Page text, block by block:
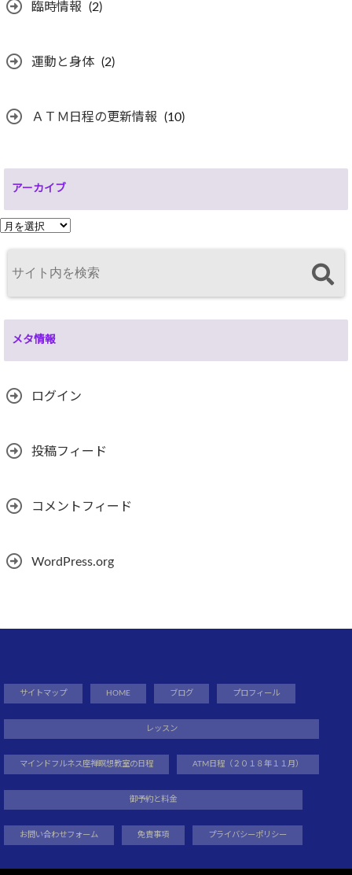
臨時情報 (2)
運動と身体 (2)
ＡＴＭ日程の更新情報 (10)
アーカイブ
ア
メタ情報
ログイン
投稿フィード
コメントフィード
WordPress.org
サイトマップ HOME ブログ プロフィール
レッスン
マインドフルネス座禅瞑想教室の日程 ATM日程（２０１８年１１月）
御予約と料金
お問い合わせフォーム 免責事項 プライバシーポリシー